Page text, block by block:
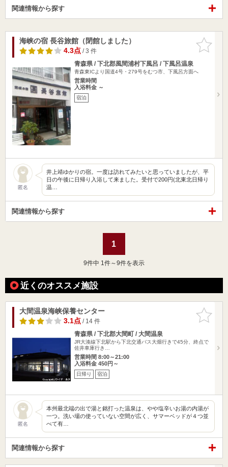
関連情報から探す
お気に入
りに追加
海峡の宿 長谷旅館（閉館しました）
4.3点/ 3 件
青森県 / 下北郡風間浦村下風呂 / 下風呂温泉
青森東ICより国道4号・279号をむつ市、下風呂方面へ
営業時間
入浴料金 ～
宿泊
匿名
井上靖ゆかりの宿。一度は訪れてみたいと思っていましたが、平
日の午後に日帰り入浴して来ました。受付で200円(北東北日帰り
温…
関連情報から探す
1
9件中 1件～9件を表示
近くのオススメ施設
お気に入
りに追加
大間温泉海峡保養センター
3.1点/ 14 件
青森県 / 下北郡大間町 / 大間温泉
JR大湊線下北駅から下北交通バス大畑行きで45分、終点で
佐井車庫行き…
営業時間 8:00～21:00
入浴料金 450円～
日帰り 宿泊
匿名
本州最北端の出で湯と銘打った温泉は、やや塩辛いお湯の内湯が
一つ。洗い場の使っていない空間が広く、サマーベッドが４つ並
べて有…
関連情報から探す